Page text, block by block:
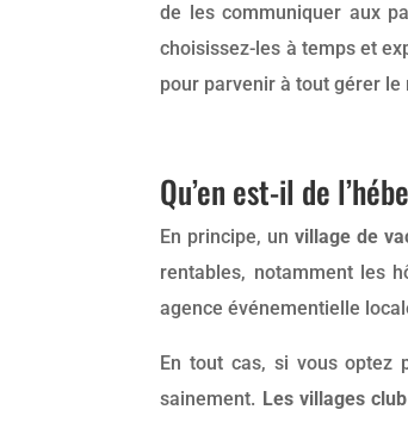
de les communiquer aux
choisissez-les à temps et
pour parvenir à tout gérer
Qu’en est-il de
En principe, un village de
rentables, notamment les
agence événementielle
En tout cas, si vous optez
sainement. Les villages